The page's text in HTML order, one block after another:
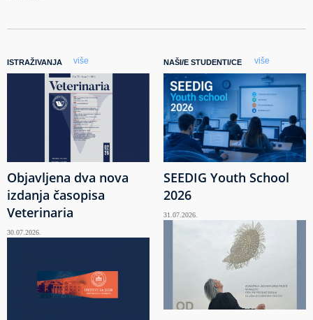
ISTRAŽIVANJA više
Objavljena dva nova
izdanja časopisa
Veterinaria
30.07.2026.
NAŠI/E STUDENTI/CE više
SEEDIG Youth School
2026
31.07.2026.